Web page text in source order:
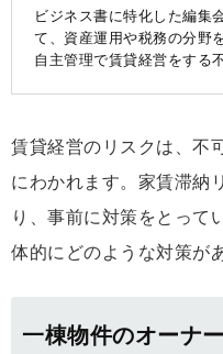
ビジネス書に特化した編集
て、資産運用や税務の分野
自主管理で賃貸経営をする
賃貸経営のリスクは、不
にわかれます。家賃滞納
り、事前に対策をとって
体的にどのような対策が
一棟物件のオーナ